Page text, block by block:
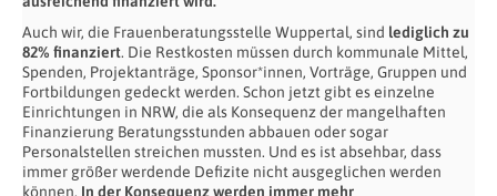
Auch wir, die Frauenberatungsstelle Wuppertal, sind lediglich zu
82% finanziert. Die Restkosten müssen durch kommunale Mittel,
Spenden, Projektanträge, Sponsor*innen, Vorträge, Gruppen und
Fortbildungen gedeckt werden. Schon jetzt gibt es einzelne
Einrichtungen in NRW, die als Konsequenz der mangelhaften
Finanzierung Beratungsstunden abbauen oder sogar
Personalstellen streichen mussten. Und es ist absehbar, dass
immer größer werdende Defizite nicht ausgeglichen werden
können. In der Konsequenz werden immer mehr